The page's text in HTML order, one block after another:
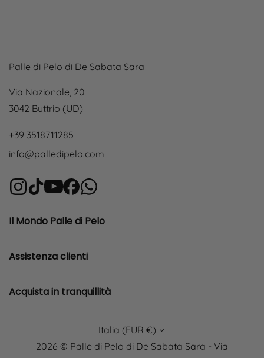
Palle di Pelo di De Sabata Sara
Via Nazionale, 20
3042 Buttrio (UD)
+39 3518711285
info@palledipelo.com
Il Mondo Palle di Pelo
Assistenza clienti
Acquista in tranquillità
Italia (EUR €)
2026 © Palle di Pelo di De Sabata Sara - Via